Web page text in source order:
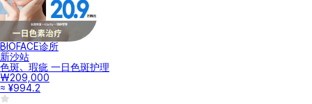
BIOFACE诊所
新沙站
色斑、瑕疵 一日色斑护理
₩209,000
≈ ¥994.2